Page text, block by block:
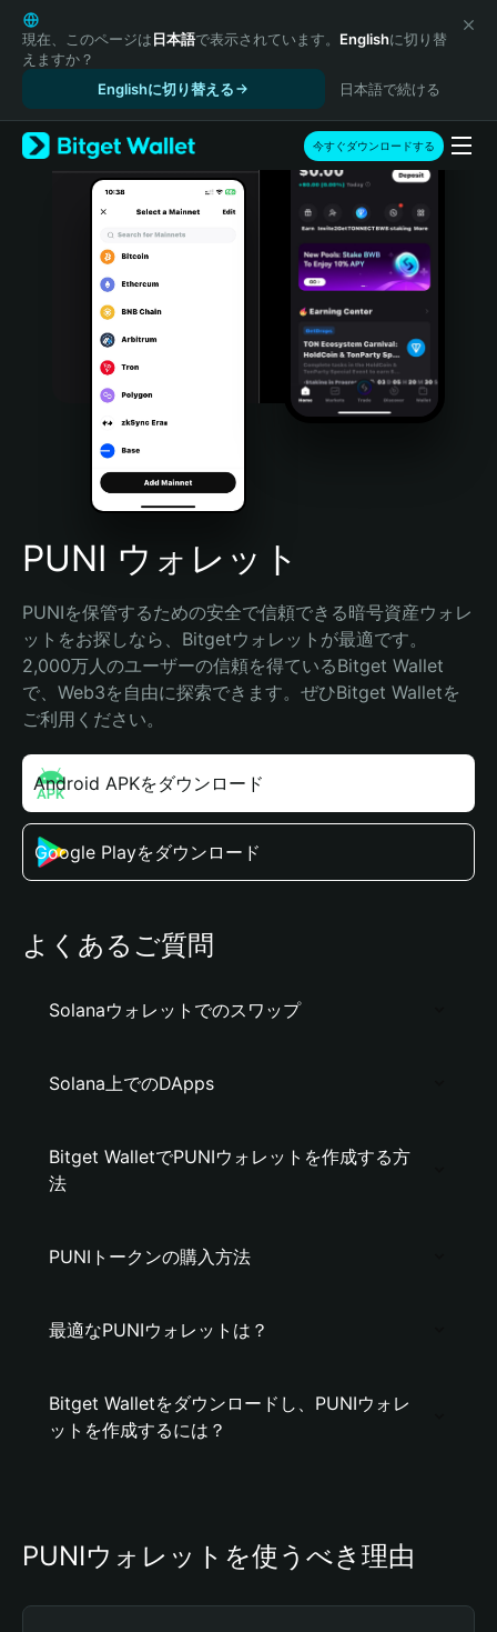
English
日本語
Tiếng Việt
Español (Latinoamérica)
Türkçe
Italiano
Português (Portugal)
Bahasa Indonesia
Português (Brasil)
Español (Argentina)
現在、このページは日本語で表示されています。 Englishに切り替
えますか？
Englishに切り替える
日本語で続ける
今すぐダウンロードする
PUNI ウォレット
PUNIを保管するための安全で信頼できる暗号資産ウォレ
ットをお探しなら、Bitgetウォレットが最適です。
2,000万人のユーザーの信頼を得ているBitget Wallet
で、Web3を自由に探索できます。ぜひBitget Walletを
ご利用ください。
Android APKをダウンロード
Google Playをダウンロード
よくあるご質問
Solanaウォレットでのスワップ
Solana上でのDApps
Bitget WalletでPUNIウォレットを作成する方
法
PUNIトークンの購入方法
最適なPUNIウォレットは？
Bitget Walletをダウンロードし、PUNIウォレ
ットを作成するには？
PUNIウォレットを使うべき理由